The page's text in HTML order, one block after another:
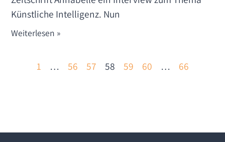
Künstliche Intelligenz. Nun
Weiterlesen »
1 … 56 57 58 59 60 … 66